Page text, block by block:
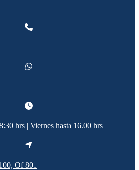
hrs | Viernes hasta 16.00 hrs
Of 801